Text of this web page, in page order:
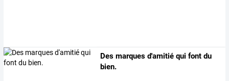
Des marques d'amitié qui font du
bien.